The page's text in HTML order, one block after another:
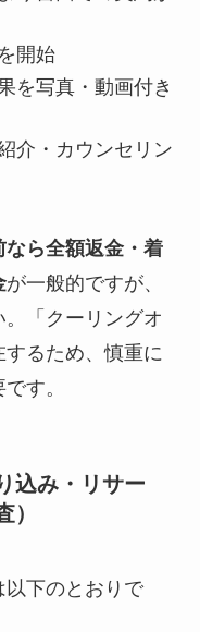
開始
を写真・動画付き
介・カウンセリン
ら全額返金・着
が一般的ですが、
「クーリングオ
るため、慎重に
す。
込み・リサー
下のとおりで